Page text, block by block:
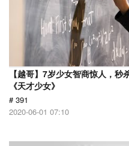
【越哥】7岁少女智商惊人，秒
《天才少女》
# 391
2020-06-01 07:10